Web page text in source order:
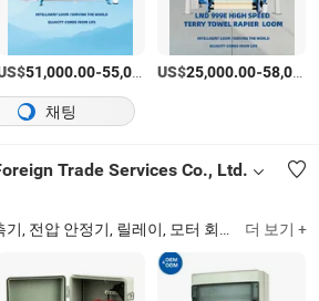
/상품
51,000.00-55,000.00 /상품
US$25,000.00-58,000.00
채팅
Trade Services Co., Ltd.
캐스팅, 변압기, 교류 접촉기, 전압 안정기, 릴레이, 모터 회로 차단기, 모터 보호 릴레이, 접촉기, 태양광 인버터, 부하 스위치 더 보기 +